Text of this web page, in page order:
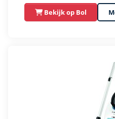
Bekijk op Bol